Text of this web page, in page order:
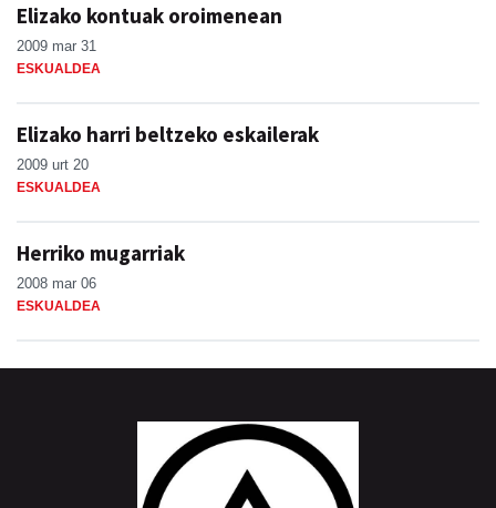
Elizako kontuak oroimenean
2009 mar 31
ESKUALDEA
Elizako harri beltzeko eskailerak
2009 urt 20
ESKUALDEA
Herriko mugarriak
2008 mar 06
ESKUALDEA